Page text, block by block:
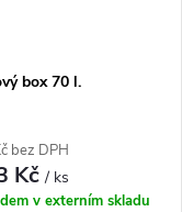
box 70 l.
bez DPH
Kč/ ks
v externím skladu